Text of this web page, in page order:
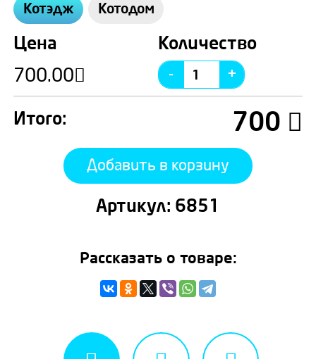
Котэдж Котодом
Цена
700.00
Количество
Итого: 700
Добавить в корзину
Артикул: 6851
Рассказать о товаре: